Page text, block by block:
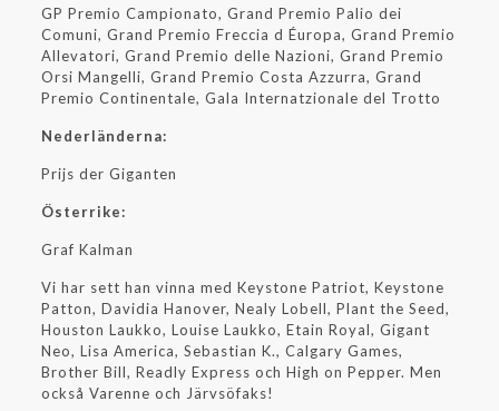
GP Premio Campionato, Grand Premio Palio dei
Comuni, Grand Premio Freccia d Éuropa, Grand Premio
Allevatori, Grand Premio delle Nazioni, Grand Premio
Orsi Mangelli, Grand Premio Costa Azzurra, Grand
Premio Continentale, Gala Internatzionale del Trotto
Nederländerna:
Prijs der Giganten
Österrike:
Graf Kalman
Vi har sett han vinna med Keystone Patriot, Keystone
Patton, Davidia Hanover, Nealy Lobell, Plant the Seed,
Houston Laukko, Louise Laukko, Etain Royal, Gigant
Neo, Lisa America, Sebastian K., Calgary Games,
Brother Bill, Readly Express och High on Pepper. Men
också Varenne och Järvsöfaks!